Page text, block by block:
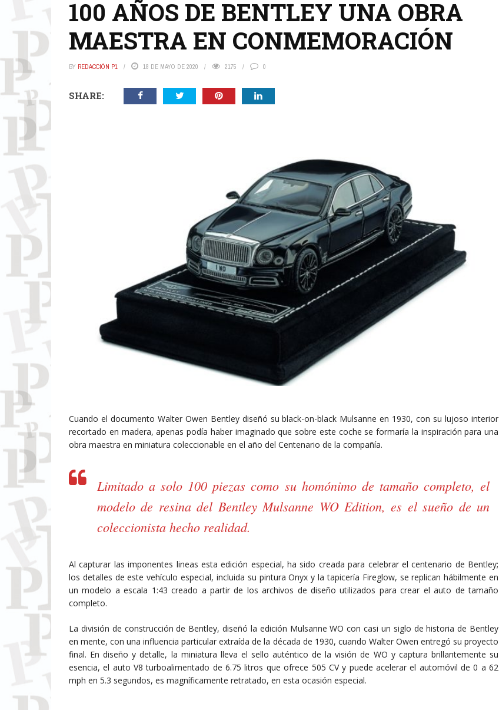
100 AÑOS DE BENTLEY UNA OBRA
MAESTRA EN CONMEMORACIÓN
BY REDACCIÓN P1 18 DE MAYO DE 2020 2175 0
SHARE:
Cuando el documento Walter Owen Bentley diseñó su black-on-black Mulsanne en 1930, con su lujoso interior
recortado en madera, apenas podía haber imaginado que sobre este coche se formaría la inspiración para una
obra maestra en miniatura coleccionable en el año del Centenario de la compañía.
Limitado a solo 100 piezas como su homónimo de tamaño completo, el
modelo de resina del Bentley Mulsanne WO Edition, es el sueño de un
coleccionista hecho realidad.
Al capturar las imponentes lineas esta edición especial, ha sido creada para celebrar el centenario de Bentley;
los detalles de este vehículo especial, incluida su pintura Onyx y la tapicería Fireglow, se replican hábilmente en
un modelo a escala 1:43 creado a partir de los archivos de diseño utilizados para crear el auto de tamaño
completo.
La división de construcción de Bentley, diseñó la edición Mulsanne WO con casi un siglo de historia de Bentley
en mente, con una influencia particular extraída de la década de 1930, cuando Walter Owen entregó su proyecto
final. En diseño y detalle, la miniatura lleva el sello auténtico de la visión de WO y captura brillantemente su
esencia, el auto V8 turboalimentado de 6.75 litros que ofrece 505 CV y puede acelerar el automóvil de 0 a 62
mph en 5.3 segundos, es magníficamente retratado, en esta ocasión especial.